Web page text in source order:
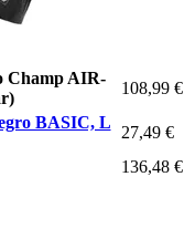
Champ AIR-
108,99 €
BASIC, L
27,49 €
136,48 €